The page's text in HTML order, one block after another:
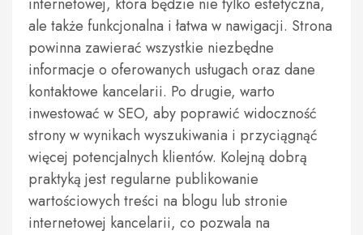
ale także funkcjonalna i łatwa w nawigacji. Strona
powinna zawierać wszystkie niezbędne
informacje o oferowanych usługach oraz dane
kontaktowe kancelarii. Po drugie, warto
inwestować w SEO, aby poprawić widoczność
strony w wynikach wyszukiwania i przyciągnąć
więcej potencjalnych klientów. Kolejną dobrą
praktyką jest regularne publikowanie
wartościowych treści na blogu lub stronie
internetowej kancelarii, co pozwala na